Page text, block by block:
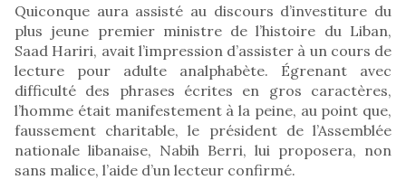
Quiconque aura assisté au discours d’investiture du
plus jeune premier ministre de l’histoire du Liban,
Saad Hariri, avait l’impression d’assister à un cours de
lecture pour adulte analphabète. Égrenant avec
difficulté des phrases écrites en gros caractères,
l’homme était manifestement à la peine, au point que,
faussement charitable, le président de l’Assemblée
nationale libanaise, Nabih Berri, lui proposera, non
sans malice, l’aide d’un lecteur confirmé.